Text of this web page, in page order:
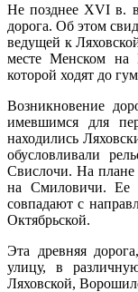
Не позднее XVI в. в
дорога. Об этом
ведущей к
месте Менском
которой ходят до
Возникновение
имевшимся для
находились
обусловливали
Свислочи. На плане
на Смиловичи. Ее
совпадают с
Октябрьской.
Эта древняя
улицу, в
Ляховской,